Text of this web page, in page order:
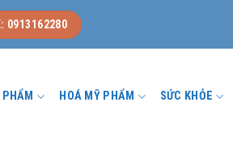
0913162280
PHẨM HOÁ MỸ PHẨM SỨC KHỎE